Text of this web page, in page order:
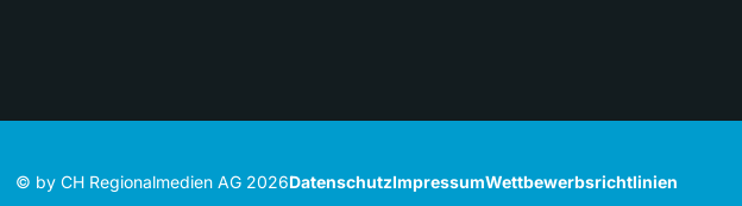
© by CH Regionalmedien AG 2026DatenschutzImpressumWettbewerbsrichtlinien